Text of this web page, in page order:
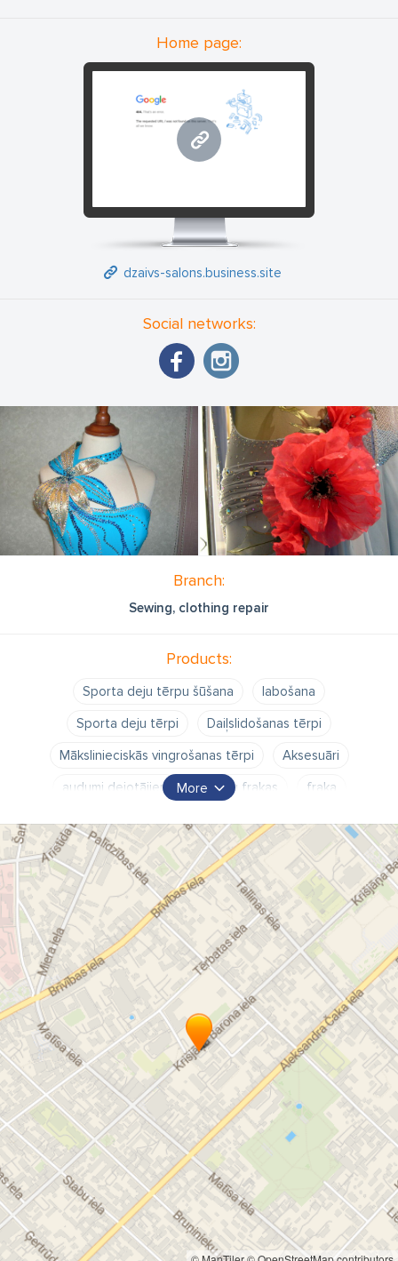
Home page:
dzaivs-salons.business.site
dzaivs-salons.business.site
Social networks:
Branch:
Sewing, clothing repair
Products:
Sporta deju tērpu šūšana
labošana
Sporta deju tērpi
Daiļslidošanas tērpi
Mākslinieciskās vingrošanas tērpi
Aksesuāri
audumi dejotājiem
Vīriešu frakas
fraka
Ateljē
apģērbu šūšana dejotājiem
More